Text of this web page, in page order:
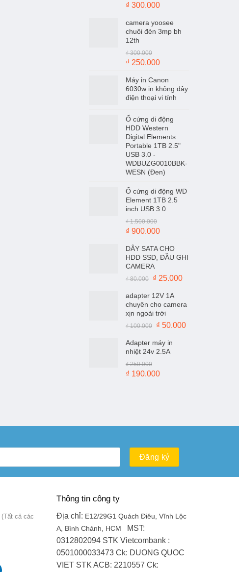
Giá
là:
₫ 350.000.
₫ 300.000Giá
tại
là:
camera yoosee
chuôi đèn 3mp bh
12th
₫300.000
Giá
là:
₫ 300.000.
₫ 250.000Giá
tại
là:
Máy in Canon
6030w in không dây
điện thoại vi tính
Ổ cứng di động
HDD Western
Digital Elements
Portable 1TB 2.5"
USB 3.0 -
WDBUZG0010BBK-
WESN (Đen)
Ổ cứng di động WD
Element 1TB 2.5
inch USB 3.0
₫1.500.000
Giá
là:
₫ 1.500.000.
₫ 900.000Giá
tại
là:
DÂY SATA CHO
HDD SSD, ĐẦU GHI
CAMERA
₫80.000
Giá
là:
₫ 80.000.
₫ 25.000Giá
là:
adapter 12V 1A
chuyên cho camera
xịn ngoài trời
₫100.000
Giá
là:
₫ 100.000.
₫ 50.000Giá
Adapter máy in
nhiệt 24v 2.5A
₫250.000
Giá
₫ 190.000Giá
(Tất cả các
Thông tin công ty
Địa chỉ: E12/29G1 Quách Điêu, Vĩnh Lộc
A, Bình Chánh, HCM
MST:
0312802094 STK Vietcombank :
0501000033473Ck: DUONG QUOC
VIET STK ACB: 2210557 Ck: